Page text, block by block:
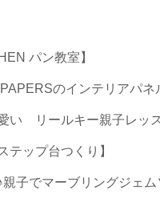
パン教室】
のインテリアパネ
い リールキー親子レッ
テップ台つくり】
子でマーブリングジェム